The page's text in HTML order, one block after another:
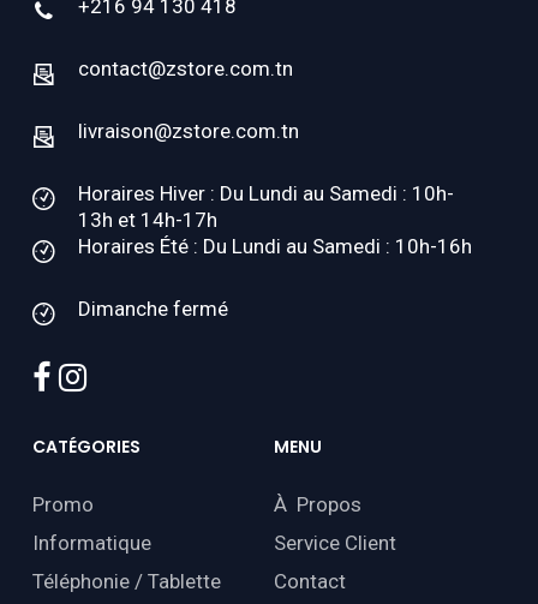
+216 94 130 418
contact@zstore.com.tn
livraison@zstore.com.tn
Horaires Hiver : Du Lundi au Samedi : 10h-
13h et 14h-17h
Horaires Été : Du Lundi au Samedi : 10h-16h
Dimanche fermé
facebook
instagram
CATÉGORIES
Promo
Informatique
Téléphonie / Tablette
MENU
À Propos
Service Client
Contact